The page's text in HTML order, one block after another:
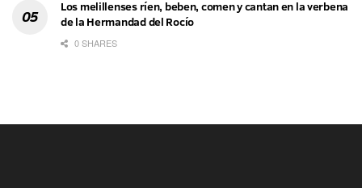
Los melillenses ríen, beben, comen y cantan en la verbena
de la Hermandad del Rocío
0 SHARES